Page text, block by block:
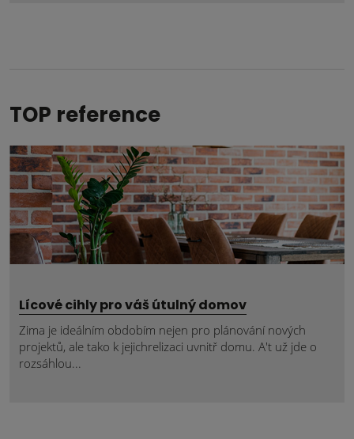
TOP reference
Lícové cihly pro váš útulný domov
Zima je ideálním obdobím nejen pro plánování nových
projektů, ale tako k jejichrelizaci uvnitř domu. A't už jde o
rozsáhlou...